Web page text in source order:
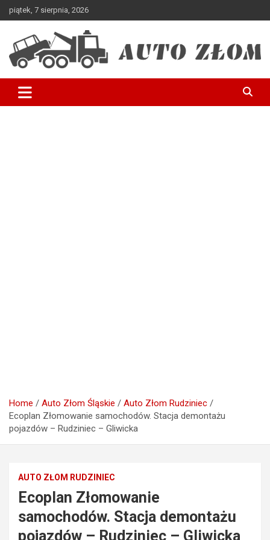
piątek, 7 sierpnia, 2026
Auto Złom
Home Auto Złom Śląskie
Auto Złom Rudziniec
Ecoplan Złomowanie samochodów. Stacja demontażu
pojazdów – Rudziniec – Gliwicka
AUTO ZŁOM RUDZINIEC
Ecoplan Złomowanie
samochodów. Stacja demontażu
pojazdów – Rudziniec – Gliwicka